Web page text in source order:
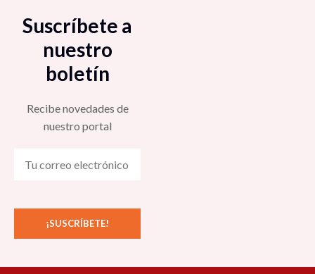
Suscríbete a
nuestro
boletín
Recibe novedades de
nuestro portal